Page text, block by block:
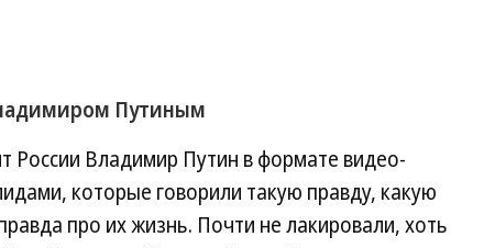
Путиным
России Владимир Путин в формате видео-
которые говорили такую правду, какую
про их жизнь. Почти не лакировали, хоть